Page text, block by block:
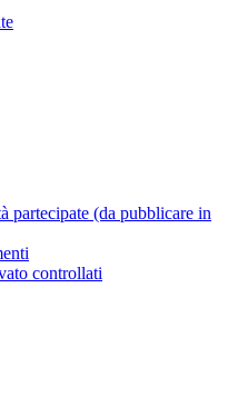
partecipate (da pubblicare in
controllati